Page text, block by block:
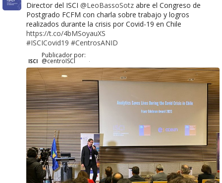
Director del ISCI @LeoBassoSotz abre el Congreso de
Postgrado FCFM con charla sobre trabajo y logros
realizados durante la crisis por Covid-19 en Chile
https://t.co/4bMSoyauXS
#ISCICovid19 #CentrosANID
ISCI
Publicador por:
@centroISCI ·